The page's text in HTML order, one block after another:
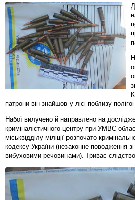
патрони він знайшов у лісі поблизу
Набої вилучено й направлено на
криміналістичного центру при УМВС
міськвідділу міліції розпочато
кодексу України (незаконне поводження
вибуховими речовинами). Триває